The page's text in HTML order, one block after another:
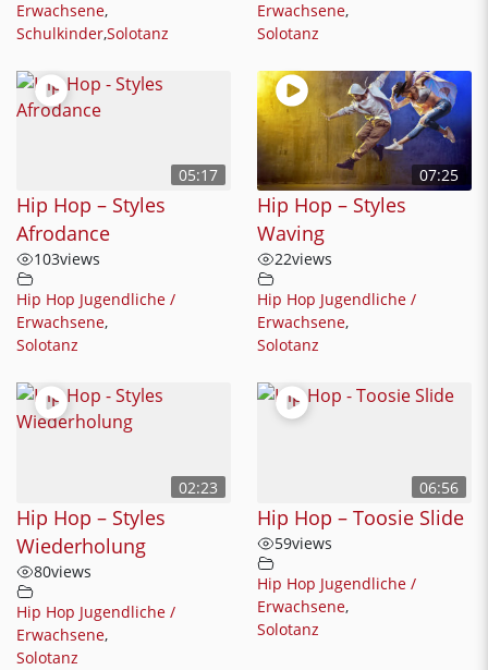
Erwachsene,
Schulkinder,Solotanz
Erwachsene,
Solotanz
05:17
Hip Hop – Styles
Afrodance
103views
Hip Hop Jugendliche /
Erwachsene,
Solotanz
07:25
Hip Hop – Styles
Waving
22views
Hip Hop Jugendliche /
Erwachsene,
Solotanz
02:23
Hip Hop – Styles
Wiederholung
80views
Hip Hop Jugendliche /
Erwachsene,
Solotanz
06:56
Hip Hop – Toosie Slide
59views
Hip Hop Jugendliche /
Erwachsene,
Solotanz